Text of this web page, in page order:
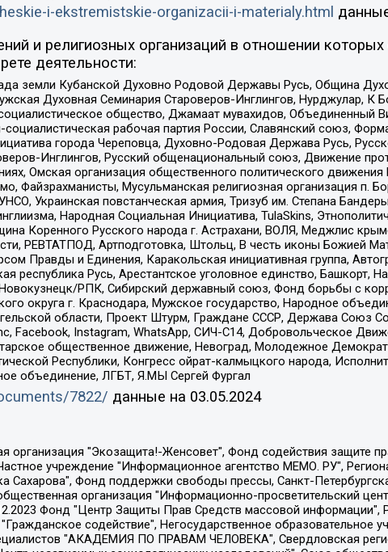
i-ekstremistskie-organizacii-i-materialy.html
и религиозных организаций в отношении
деятельности:
земли Кубанской Духовно Родовой Державы Русь, Община
Духовная Семинария Староверов-Инглингов, Нурджулар, К
общество, Джамаат мувахидов, Объединенный
рабочая партия России, Славянский союз,
города Череповца, Духовно-Родовая Держава Русь,
Инглингов, Русский общенациональный союз, Движение
Омская организация общественного политического
Файзрахманисты, Мусульманская религиозная организация п.
Украинская повстанческая армия, Тризуб им. Степана
Народная Социальная Инициатива, TulaSkins,
Коренного Русского народа г. Астрахани, ВОЛЯ, Меджлис
РЕВТАТПОД, Артподготовка, Штольц, В честь иконы Божией
Правды и Единения, Каракольская инициативная группа,
республика Русь, Арестантское уголовное единство, Башкорт,
РПК, Сибирский державный союз, Фонд борьбы с
округа г. Краснодара, Мужское государство, Народное
области, Проект Штурм, Граждане СССР, Держава Союз
Facebook, Instagram, WhatsApp, СИЧ-С14, Добровольческое
общественное движение, Невоград, Молодежное
Республики, Конгресс ойрат-калмыцкого народа,
объединение, ЛГБТ, Я.МЫ Сергей Фургал
7822/ данные на 03.05.2024
заключенных", Частное учреждение "Центр поддержки и содействия развитию средств массовой информации", Пензенский региональный общественный благотворительный фонд "Гражданский союз", "Север.Реалии", Некоммерческая организация Фонд "Правовая инициатива", Общество с ограниченной ответственностью "Радио Свободная Европа/Радио Свобода", Чешское информационное агентство "MEDIUM-ORIENT", Красноярская региональная общественная организация "Мы против СПИДа", Камалягин Денис Николаевич, Маркелов Сергей Евгеньевич, Пономарев Лев Александрович, Савицкая Людмила Алексеевна, Автономная некоммерческая организация "Центр по работе с проблемой насилия "НАСИЛИЮ.НЕТ", Межрегиональный профессиональный союз работников здравоохранения "Альянс врачей", Юридическое лицо, зарегистрированное в Латвийской Республике, SIA "Medusa Project" (регистрационный номер 40103797863, дата регистрации 10.06.2014), Некоммерческая организация "Фонд по борьбе с коррупцией", Автономная некоммерческая организация "Институт права и публичной политики", Баданин Роман Сергеевич, Гликин Максим Александрович, Железнова Мария Михайловна, Лукьянова Юлия Сергеевна, Маетная Елизавета Витальевна, Маняхин Петр Борисович, Чуракова Ольга Владимировна, Ярош Юлия Петровна, Юридическое лицо "The Insider SIA", зарегистрированное в Риге, Латвийская Республика (дата регистрации 26.06.2015), являющееся администратором доменного имени интернет-издания "The Insider SIA", https://theins.ru, Постернак Алексей Евгеньевич, Рубин Михаил Аркадьевич, Анин Роман Александрович, Юридическое лицо Istories fonds, зарегистрированное в Латвийской Республике (регистрационный номер 50008295751, дата регистрации 24.02.2020), Великовский Дмитрий Александрович, Долинина Ирина Николаевна, Мароховская Алеся Алексеевна, Шлейнов Роман Юрьевич, Шмагун Олеся Валентиновна, Общество с ограниченной ответственностью "Альтаир 2021", Общество с ограниченной ответственностью "Вега 2021", Общество с ограниченной ответственностью "Главный редактор 2021", Общество с ограниченной ответственностью "Ромашки монолит", Важенков Артем Валерьевич, Ивановская областная общественная организация "Центр гендерных исследований", Гурман Юрий Альбертович, Медиапроект "ОВД-Инфо", Егоров Владимир Владимирович, Жилинский Владимир Александрович, Общество с ограниченной ответственностью "ЗП", Иванова София Юрьевна, Карезина Инна Павловна, Кильтау Екатерина Викторовна, Петров Алексей Викторович, Пискунов Сергей Евгеньевич, Смирнов Сергей Сергеевич, Тихонов Михаил Сергеевич, Общество с ограниченной ответственностью "ЖУРНАЛИСТ-ИНОСТРАННЫЙ АГЕНТ", Арапова Галина Юрьевна, Вольтская Татьяна Анатольевна, Американская компания "Mason G.E.S. Anonymous Foundation" (США), являющаяся владельцем интернет-издания https://mnews.world/, Компания "Stichting Bellingcat", зарегистрированная в Нидерландах (дата регистрации 11.07.2018), Захаров Андрей Вячеславович, Клепиковская Екатерина Дмитриевна, Общество с ограниченной ответственностью "МЕМО", Перл Роман Александрович, Симонов Евгений Алексеевич, Соловьева Елена Анатольевна, Сотников Даниил Владимирович, Сурначева Елизавета Дмитриевна, Автономная некоммерческая организация по защите прав человека и информированию населения "Якутия – Наше Мнение", Общество с ограниченной ответственностью "Москоу диджитал медиа", с 26.01.2023 Общество с ограниченной ответственностью "Чайка Белые сады", Ветошкина Валерия Валерьевна, Заговора Максим Александрович, Межрегиональное общественное движение "Российская ЛГБТ - сеть", Оленичев Максим Владимирович, Павлов Иван Юрьевич, Скворцова Елена Сергеевна, Общество с ограниченной ответственностью "Как бы инагент", Кочетков Игорь Викторович, Общество с ограниченной ответственностью "Честные выборы", Еланчик Олег Александрович, Общество с ограниченной ответственностью "Нобелевский призыв", Гималова Регина Эмилевна, Григорьев Андрей Валерьевич, Григорьева Алина Александровна, Ассоциация по содействию защите прав призывников,